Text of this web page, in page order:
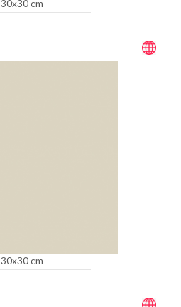
30x30 cm
30x30 cm